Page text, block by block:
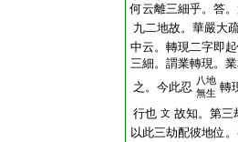
何云離三細乎。答
九二地故。華嚴大
中云。轉現二字即
三細。謂業轉現。
之。今此忍 八地
無生 轉
行也 文 故知。第三
以此三劫配彼地位